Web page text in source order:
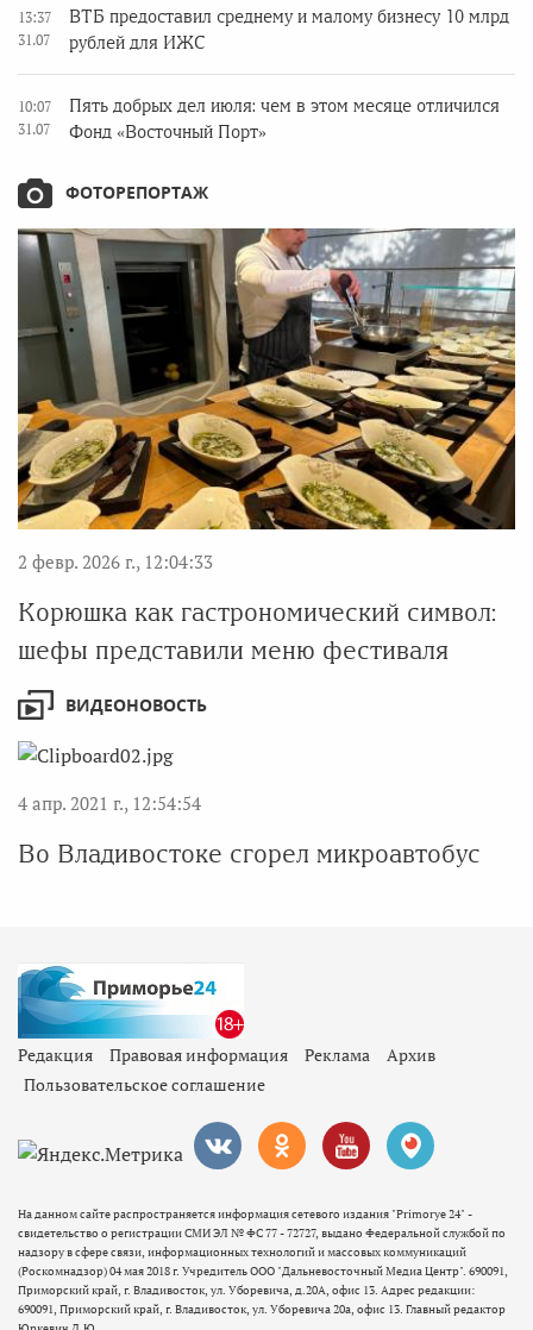
13:37
31.07
ВТБ предоставил среднему и малому бизнесу 10 млрд
рублей для ИЖС
10:07
31.07
Пять добрых дел июля: чем в этом месяце отличился
Фонд «Восточный Порт»
ФОТОРЕПОРТАЖ
2 февр. 2026 г., 12:04:33
Корюшка как гастрономический символ:
шефы представили меню фестиваля
ВИДЕОНОВОСТЬ
4 апр. 2021 г., 12:54:54
Во Владивостоке сгорел микроавтобус
Редакция Правовая информация Реклама
Архив
Пользовательское соглашение
На данном сайте распространяется информация сетевого издания "Primorye 24" -
свидетельство о регистрации СМИ ЭЛ № ФС 77 - 72727, выдано Федеральной службой по
надзору в сфере связи, информационных технологий и массовых коммуникаций
(Роскомнадзор) 04 мая 2018 г. Учредитель ООО "Дальневосточный Медиа Центр". 690091,
Приморский край, г. Владивосток, ул. Уборевича, д.20А, офис 13. Адрес редакции:
690091, Приморский край, г. Владивосток, ул. Уборевича 20а, офис 13. Главный редактор